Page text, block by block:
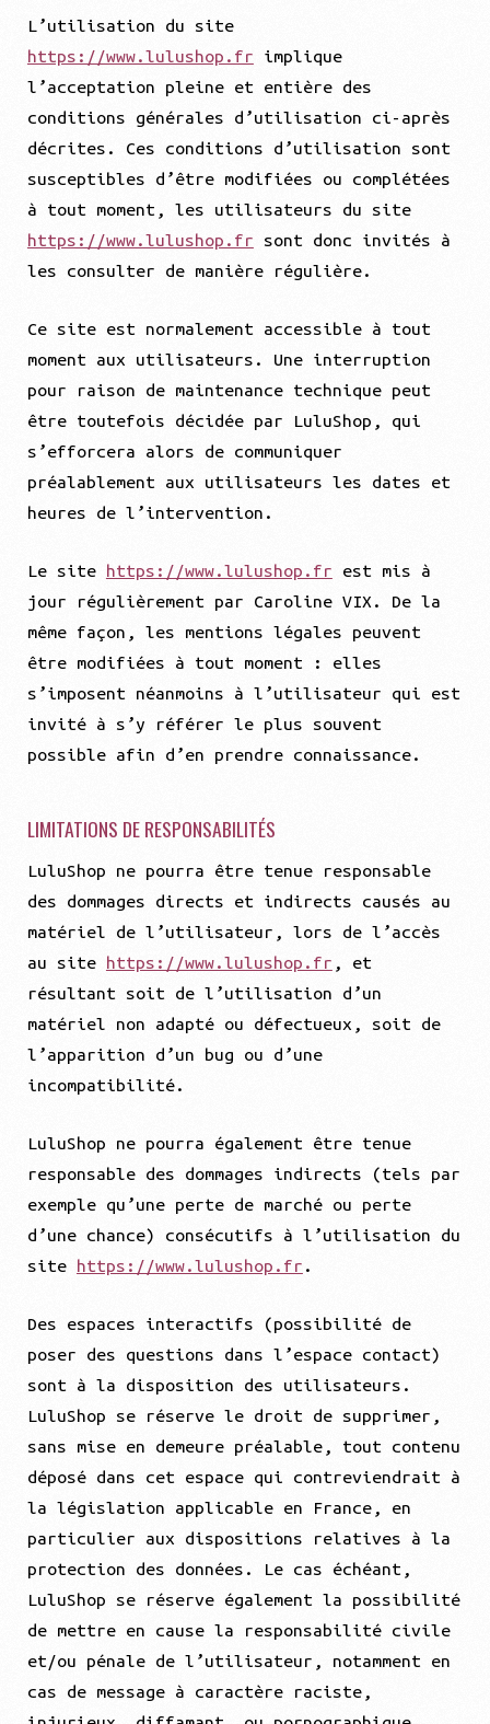
L’utilisation du site
https://www.lulushop.fr implique
l’acceptation pleine et entière des
conditions générales d’utilisation ci-après
décrites. Ces conditions d’utilisation sont
susceptibles d’être modifiées ou complétées
à tout moment, les utilisateurs du site
https://www.lulushop.fr sont donc invités à
les consulter de manière régulière.
Ce site est normalement accessible à tout
moment aux utilisateurs. Une interruption
pour raison de maintenance technique peut
être toutefois décidée par LuluShop, qui
s’efforcera alors de communiquer
préalablement aux utilisateurs les dates et
heures de l’intervention.
Le site https://www.lulushop.fr est mis à
jour régulièrement par Caroline VIX. De la
même façon, les mentions légales peuvent
être modifiées à tout moment : elles
s’imposent néanmoins à l’utilisateur qui est
invité à s’y référer le plus souvent
possible afin d’en prendre connaissance.
LIMITATIONS DE RESPONSABILITÉS
LuluShop ne pourra être tenue responsable
des dommages directs et indirects causés au
matériel de l’utilisateur, lors de l’accès
au site https://www.lulushop.fr , et
résultant soit de l’utilisation d’un
matériel non adapté ou défectueux, soit de
l’apparition d’un bug ou d’une
incompatibilité.
LuluShop ne pourra également être tenue
responsable des dommages indirects (tels par
exemple qu’une perte de marché ou perte
d’une chance) consécutifs à l’utilisation du
site https://www.lulushop.fr .
Des espaces interactifs (possibilité de
poser des questions dans l’espace contact)
sont à la disposition des utilisateurs.
LuluShop se réserve le droit de supprimer,
sans mise en demeure préalable, tout contenu
déposé dans cet espace qui contreviendrait à
la législation applicable en France, en
particulier aux dispositions relatives à la
protection des données. Le cas échéant,
LuluShop se réserve également la possibilité
de mettre en cause la responsabilité civile
et/ou pénale de l’utilisateur, notamment en
cas de message à caractère raciste,